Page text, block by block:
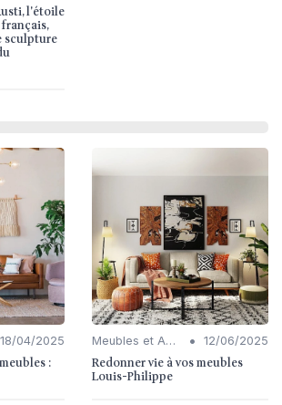
l'étoile
sculpture
18/04/2025
:
Meubles et Accessoires • 12/06/2025
Redonner vie à vos meubles
Louis-Philippe